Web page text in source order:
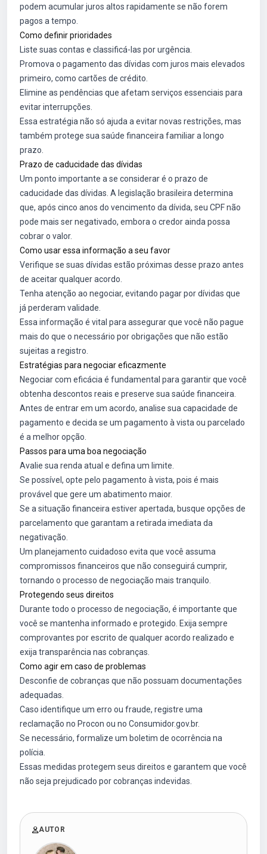
podem acumular juros altos rapidamente se não forem
pagos a tempo.
Como definir prioridades
Liste suas contas e classificá-las por urgência.
Promova o pagamento das dívidas com juros mais elevados
primeiro, como cartões de crédito.
Elimine as pendências que afetam serviços essenciais para
evitar interrupções.
Essa estratégia não só ajuda a evitar novas restrições, mas
também protege sua saúde financeira familiar a longo
prazo.
Prazo de caducidade das dívidas
Um ponto importante a se considerar é o prazo de
caducidade das dívidas. A legislação brasileira determina
que, após cinco anos do vencimento da dívida, seu CPF não
pode mais ser negativado, embora o credor ainda possa
cobrar o valor.
Como usar essa informação a seu favor
Verifique se suas dívidas estão próximas desse prazo antes
de aceitar qualquer acordo.
Tenha atenção ao negociar, evitando pagar por dívidas que
já perderam validade.
Essa informação é vital para assegurar que você não pague
mais do que o necessário por obrigações que não estão
sujeitas a registro.
Estratégias para negociar eficazmente
Negociar com eficácia é fundamental para garantir que você
obtenha descontos reais e preserve sua saúde financeira.
Antes de entrar em um acordo, analise sua capacidade de
pagamento e decida se um pagamento à vista ou parcelado
é a melhor opção.
Passos para uma boa negociação
Avalie sua renda atual e defina um limite.
Se possível, opte pelo pagamento à vista, pois é mais
provável que gere um abatimento maior.
Se a situação financeira estiver apertada, busque opções de
parcelamento que garantam a retirada imediata da
negativação.
Um planejamento cuidadoso evita que você assuma
compromissos financeiros que não conseguirá cumprir,
tornando o processo de negociação mais tranquilo.
Protegendo seus direitos
Durante todo o processo de negociação, é importante que
você se mantenha informado e protegido. Exija sempre
comprovantes por escrito de qualquer acordo realizado e
exija transparência nas cobranças.
Como agir em caso de problemas
Desconfie de cobranças que não possuam documentações
adequadas.
Caso identifique um erro ou fraude, registre uma
reclamação no Procon ou no Consumidor.gov.br.
Se necessário, formalize um boletim de ocorrência na
polícia.
Essas medidas protegem seus direitos e garantem que você
não seja prejudicado por cobranças indevidas.
AUTOR